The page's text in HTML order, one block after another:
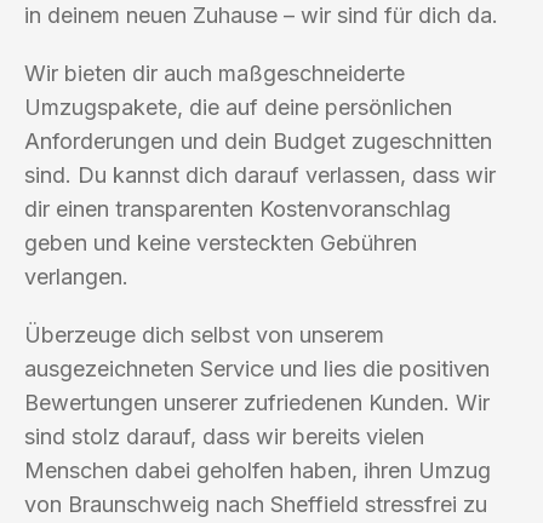
in deinem neuen Zuhause – wir sind für dich da.
Wir bieten dir auch maßgeschneiderte
Umzugspakete, die auf deine persönlichen
Anforderungen und dein Budget zugeschnitten
sind. Du kannst dich darauf verlassen, dass wir
dir einen transparenten Kostenvoranschlag
geben und keine versteckten Gebühren
verlangen.
Überzeuge dich selbst von unserem
ausgezeichneten Service und lies die positiven
Bewertungen unserer zufriedenen Kunden. Wir
sind stolz darauf, dass wir bereits vielen
Menschen dabei geholfen haben, ihren Umzug
von Braunschweig nach Sheffield stressfrei zu